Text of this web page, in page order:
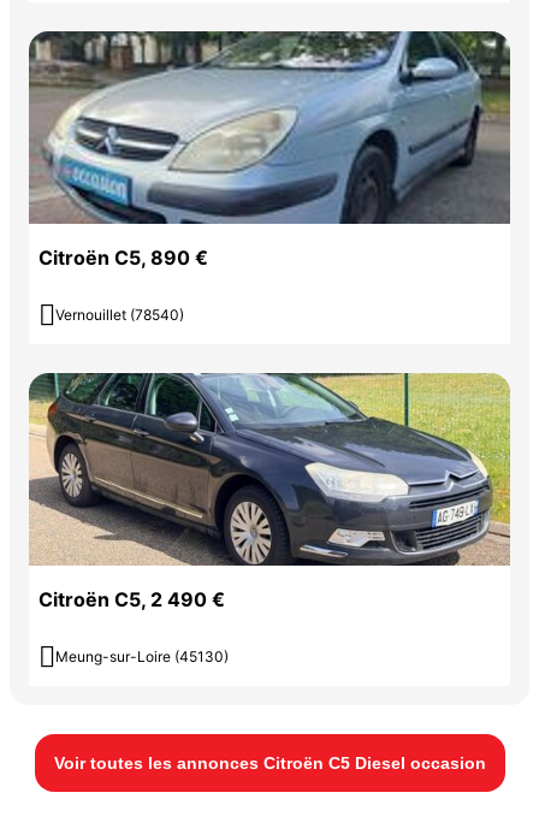
Citroën C5, 890 €
 Vernouillet (78540)
Citroën C5, 2 490 €
 Meung-sur-Loire (45130)
Voir toutes les annonces Citroën C5 Diesel occasion